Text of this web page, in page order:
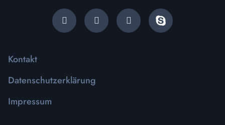
Kontakt
Datenschutzerklärung
Impressum